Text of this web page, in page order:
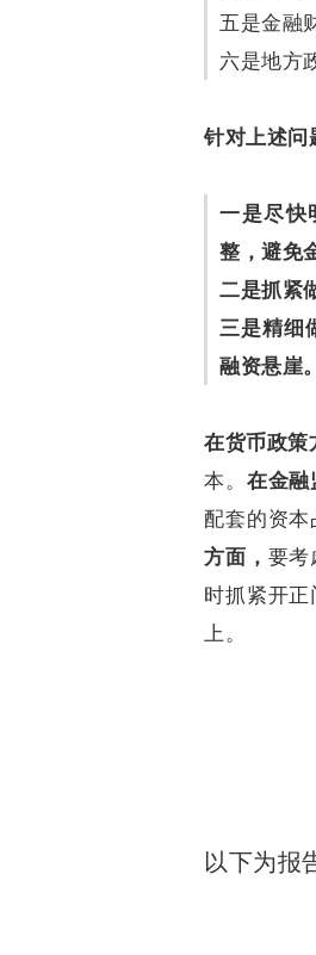
五是金融
六是地方
针对上述问
一是尽快
整，避免
二是抓紧
三是精细
融资悬崖。
在货币政策
本。 在金融
配套的资
方面， 要考
时抓紧开
上。
以下为报